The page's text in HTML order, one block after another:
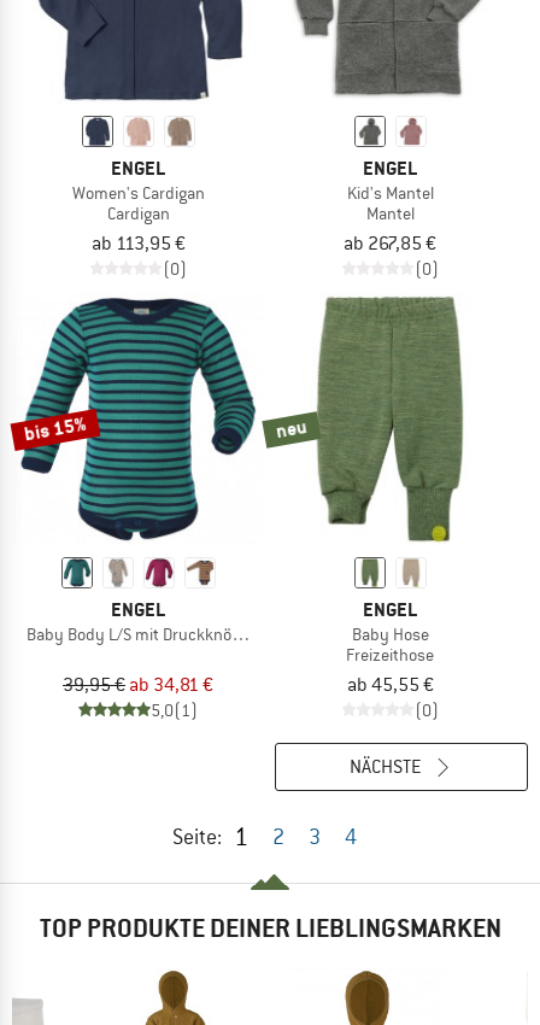
ENGEL
Women's Cardigan
Cardigan
ab 113,95 €
(0)
ENGEL
Kid's Mantel
Mantel
ab 267,85 €
(0)
bis 15%
ENGEL
Baby Body L/S mit Druckknöpfen geringelt
39,95 € ab 34,81 €
5,0(1)
neu
ENGEL
Baby Hose
Freizeithose
ab 45,55 €
(0)
Seite: 1 2 3 4
NÄCHSTE
TOP PRODUKTE DEINER LIEBLINGSMARKEN